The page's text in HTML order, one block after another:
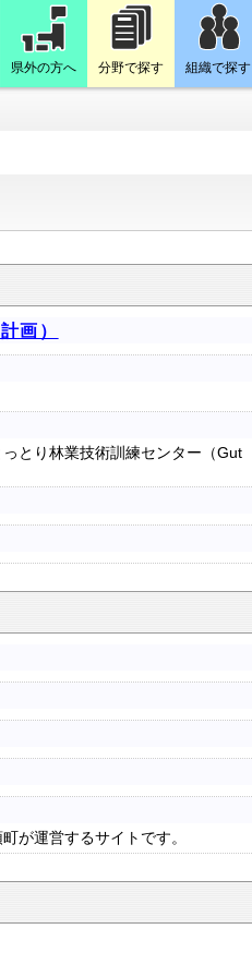
県外の方へ 分野で探す 組織で探す
画）
とり林業技術訓練センター（Gut
が運営するサイトです。